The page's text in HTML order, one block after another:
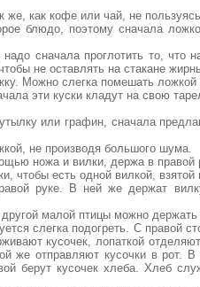
как кофе или чай, не
блюдо, поэтому сначала
сначала проглотить то, что
не оставлять на стакане
Можно слегка помешать ложкой
эти куски кладут на свою
или графин, сначала
не производя большого шума.
ножа и вилки, держа в правой
чтобы есть одной вилкой, взятой
руке. В ней же держат
малой птицы можно держать
слегка подогреть. С правой
кусочек, лопаткой
же отправляют кусочки в рот.
берут кусочек хлеба. Хлеб